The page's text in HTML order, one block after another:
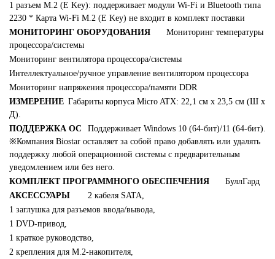
1 разъем M.2 (E Key): поддерживает модули Wi-Fi и Bluetooth типа
2230 * Карта Wi-Fi M.2 (E Key) не входит в комплект поставки
МОНИТОРИНГ ОБОРУДОВАНИЯ
Мониторинг температуры
процессора/системы
Мониторинг вентилятора процессора/системы
Интеллектуальное/ручное управление вентилятором процессора
Мониторинг напряжения процессора/памяти DDR
ИЗМЕРЕНИЕ Габариты корпуса Micro ATX: 22,1 см x 23,5 см (Ш x
Д).
ПОДДЕРЖКА ОС
Поддерживает Windows 10 (64-бит)/11 (64-бит).
※Компания Biostar оставляет за собой право добавлять или удалять
поддержку любой операционной системы с предварительным
уведомлением или без него.
КОМПЛЕКТ ПРОГРАММНОГО ОБЕСПЕЧЕНИЯ
БуллГард
АКСЕССУАРЫ
2 кабеля SATA,
1 заглушка для разъемов ввода/вывода,
1 DVD-привод,
1 краткое руководство,
2 крепления для M.2-накопителя,